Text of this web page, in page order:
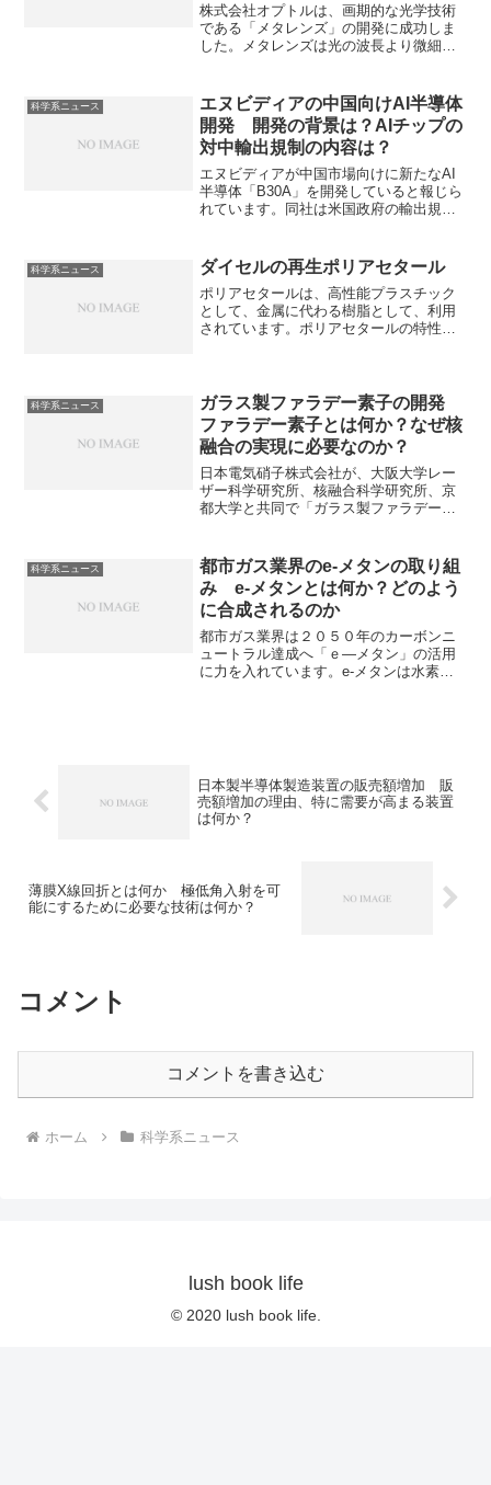
株式会社オプトルは、画期的な光学技術
である「メタレンズ」の開発に成功しま
した。メタレンズは光の波長より微細な
高解像度、多機能性を実現できます。な
ぜ、精密な光制御が可能なのか、どのよ
うな用途があるのかを知ることができま
す。
科学系ニュース
エヌビディアの中国向けAI半導体
開発 開発の背景は？AIチップの
対中輸出規制の内容は？
エヌビディアが中国市場向けに新たなAI
半導体「B30A」を開発していると報じら
れています。同社は米国政府の輸出規制
が、より高性能な新チップ「B30A」を開
発中とのことです。輸出規制の内容やど
のような製品を開発しているのかを知る
ことができます。
科学系ニュース ダイセルの再生ポリアセタール
ポリアセタールは、高性能プラスチック
として、金属に代わる樹脂として、利用
されています。ポリアセタールの特性や
科学系ニュース
ガラス製ファラデー素子の開発
ファラデー素子とは何か？なぜ核
融合の実現に必要なのか？
日本電気硝子株式会社が、大阪大学レー
ザー科学研究所、核融合科学研究所、京
都大学と共同で「ガラス製ファラデー素
ー核融合に不可欠な部品であり、レーザ
ー核融合実現のために性能向上が求めら
れています。ファラデー素子とは何か、
なぜレーザー核融合に不可欠なのかを知
ることができます。
科学系ニュース
都市ガス業界のe-メタンの取り組
み e-メタンとは何か？どのよう
に合成されるのか
都市ガス業界は２０５０年のカーボンニ
ュートラル達成へ「ｅ―メタン」の活用
に力を入れています。e-メタンは水素
か、どんな課題があるのかを知ることが
できます。
日本製半導体製造装置の販売額増加 販
売額増加の理由、特に需要が高まる装置
は何か？
薄膜X線回折とは何か 極低角入射を可
能にするために必要な技術は何か？
コメント
コメントを書き込む
ホーム 科学系ニュース
lush book life
© 2020 lush book life.